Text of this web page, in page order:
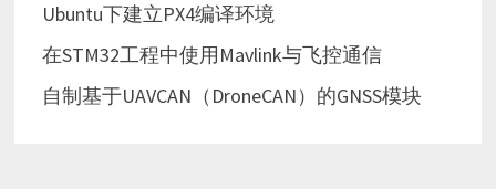
Ubuntu下建立PX4编译环境
在STM32工程中使用Mavlink与飞控通信
自制基于UAVCAN（DroneCAN）的GNSS模块